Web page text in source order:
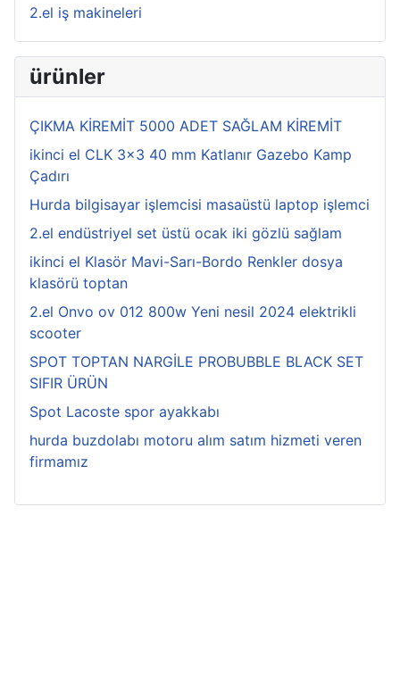
2.el iş makineleri
ürünler
ÇIKMA KİREMİT 5000 ADET SAĞLAM KİREMİT
ikinci el CLK 3x3 40 mm Katlanır Gazebo Kamp
Çadırı
Hurda bilgisayar işlemcisi masaüstü laptop işlemci
2.el endüstriyel set üstü ocak iki gözlü sağlam
ikinci el Klasör Mavi-Sarı-Bordo Renkler dosya
klasörü toptan
2.el Onvo ov 012 800w Yeni nesil 2024 elektrikli
scooter
SPOT TOPTAN NARGİLE PROBUBBLE BLACK SET
SIFIR ÜRÜN
Spot Lacoste spor ayakkabı
hurda buzdolabı motoru alım satım hizmeti veren
firmamız